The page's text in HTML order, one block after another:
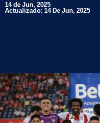
14 de Jun, 2025
Actualizado: 14 De Jun, 2025